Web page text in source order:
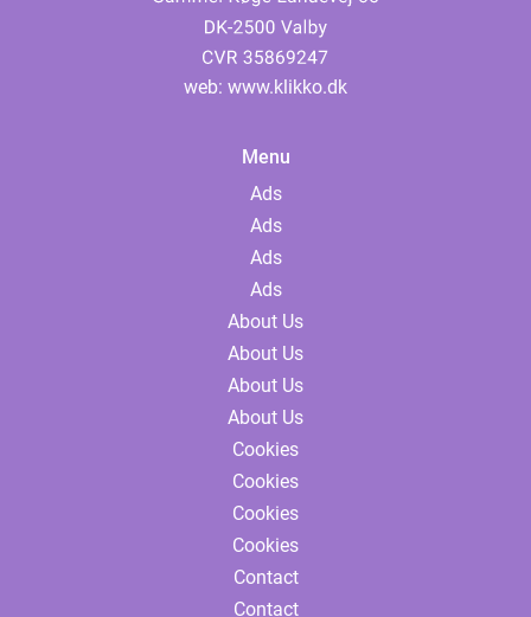
web: www.klikko.dk
Menu
Ads
Ads
Ads
Ads
About Us
About Us
About Us
About Us
Cookies
Cookies
Cookies
Cookies
Contact
Contact